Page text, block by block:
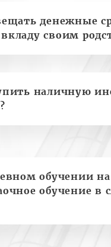
денежные
своим
наличную
обучении
обучение в